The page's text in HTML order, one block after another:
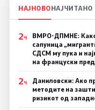
НАЈНОВОНАЈЧИТАНО
2Ч
ВМРО-ДПМНЕ:
сапуница
СДСМ му пука и
на француски
2Ч
Даниловски: Ако
методите на
ризикот од